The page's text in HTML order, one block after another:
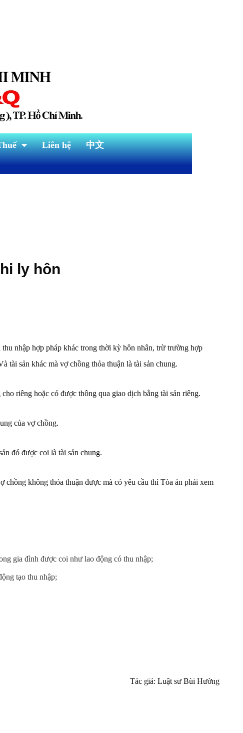
Liên hệ 中文
ly hôn
nhập hợp pháp khác trong thời kỳ hôn nhân, trừ trường hợp
tài sản khác mà vợ chồng thỏa thuận là tài sản chung.
riêng hoặc có được thông qua giao dịch bằng tài sản riêng.
của vợ chồng.
đó được coi là tài sản chung.
không thỏa thuận được mà có yêu cầu thì Tòa án phải xem
gia đình được coi như lao động có thu nhập;
tạo thu nhập;
Tác giả: Luật sư Bùi Hường